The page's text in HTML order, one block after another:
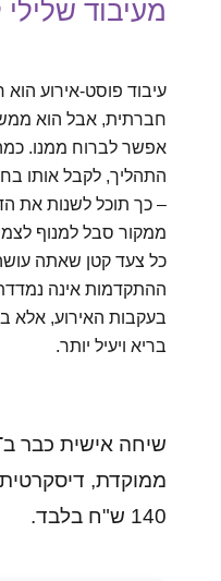
מעיבוד
עיבוד פוסט-אירוע
חברתית, אבל הוא ממש
אפשר לברוח ממנו.
התהליך, לקבל אותו
– כך תוכל לשנות את
ממקור סבל למנוף
כל צעד קטן שאתה עושה
ההתקדמות אינה
בעקבות האירוע, אלא
בריא ויעיל יותר.
ממוקדת,
140 ש"ח בלבד.